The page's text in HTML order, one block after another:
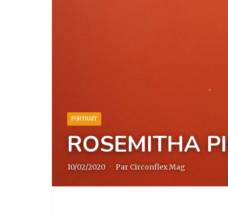
PORTRAIT
ROSEMITHA
10/02/2020 · Par Circonflex Mag